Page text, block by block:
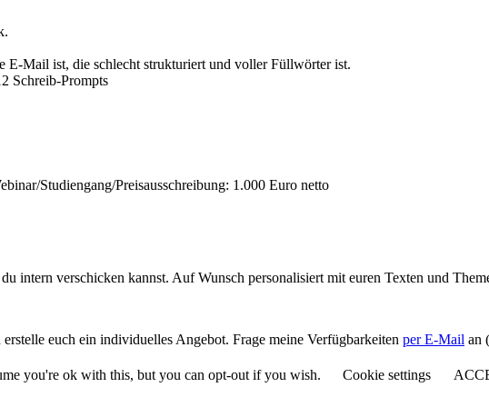
Mail ist, die schlecht strukturiert und voller Füllwörter ist.
Schreib-Prompts
Studiengang/Preisausschreibung: 1.000 Euro netto
intern verschicken kannst. Auf Wunsch personalisiert mit euren Texten und
euch ein individuelles Angebot. Frage meine Verfügbarkeiten per E-Mail an
you're ok with this, but you can opt-out if you wish. Cookie settings